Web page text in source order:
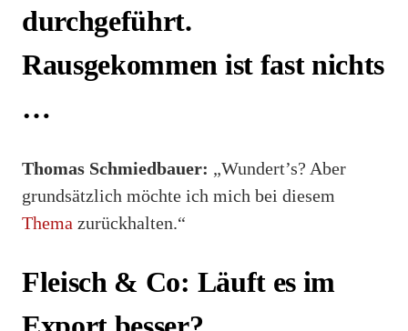
durchgeführt.
Rausgekommen ist fast nichts
…
Thomas Schmiedbauer: „Wundert’s? Aber
grundsätzlich möchte ich mich bei diesem
Thema zurückhalten.“
Fleisch & Co: Läuft es im